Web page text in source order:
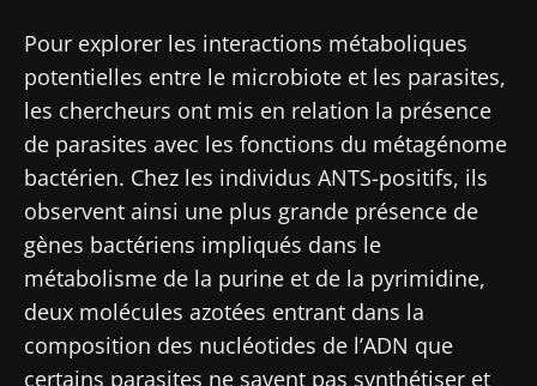
Pour explorer les interactions métaboliques
potentielles entre le microbiote et les parasites,
les chercheurs ont mis en relation la présence
de parasites avec les fonctions du métagénome
bactérien. Chez les individus ANTS-positifs, ils
observent ainsi une plus grande présence de
gènes bactériens impliqués dans le
métabolisme de la purine et de la pyrimidine,
deux molécules azotées entrant dans la
composition des nucléotides de l’ADN que
certains parasites ne savent pas synthétiser et
Ne partez pas si vite !
Rejoignez la communauté Microbiota des
professionnels de santé et des chercheurs et
recevez le "Microbiota Digest" et le "HCP
Magazine" pour rester au courant des